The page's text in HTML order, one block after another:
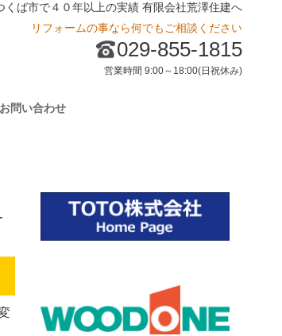
くば市で４０年以上の実績 有限会社荒澤住建へ
リフォームの事なら何でもご相談ください
029-855-1815
営業時間 9:00～18:00(日祝休み)
お問い合わせ